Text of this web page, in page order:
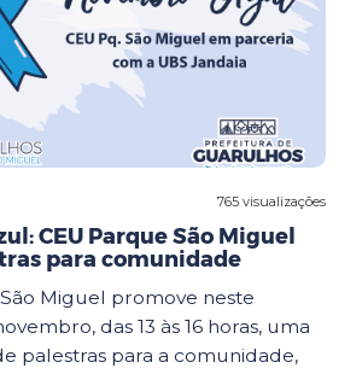
765 visualizações
CEU Parque São Miguel
para comunidade
Miguel promove neste
das 13 às 16 horas, uma
palestras para a comunidade,